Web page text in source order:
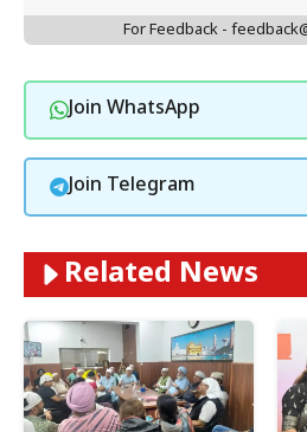
For Feedback -
Join WhatsApp
Join Telegram
Related News